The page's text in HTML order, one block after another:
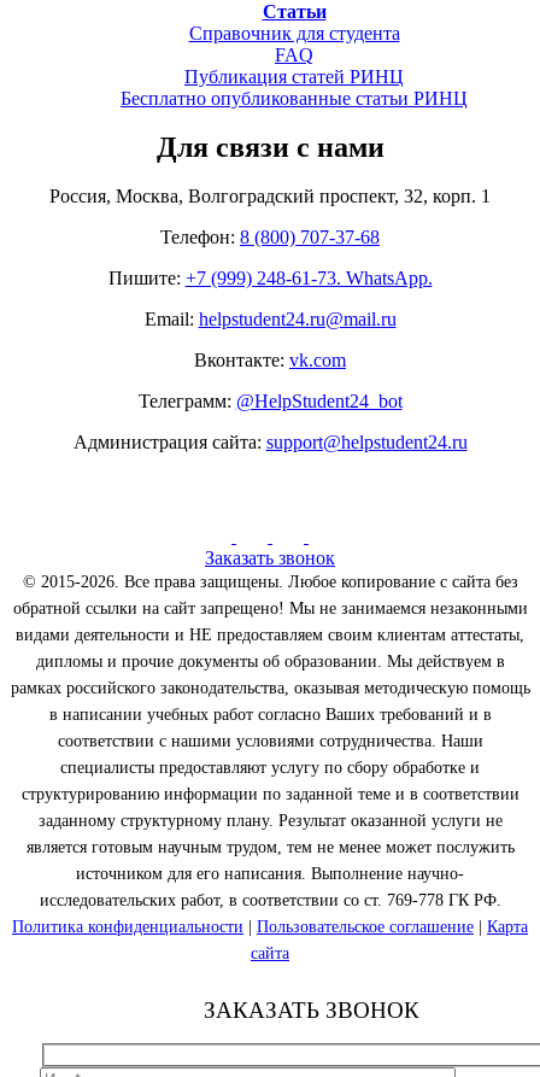
Статьи
Справочник для студента
FAQ
Публикация статей РИНЦ
Бесплатно опубликованные статьи РИНЦ
Для связи с нами
Россия, Москва, Волгоградский проспект, 32, корп. 1
Телефон: 8 (800) 707-37-68
Пишите: +7 (999) 248-61-73. WhatsApp.
Email: helpstudent24.ru@mail.ru
Вконтакте: vk.com
Телеграмм: @HelpStudent24_bot
Администрация сайта: support@helpstudent24.ru
Заказать звонок
© 2015-2026. Все права защищены. Любое копирование с сайта без
обратной ссылки на сайт запрещено! Мы не занимаемся незаконными
видами деятельности и НЕ предоставляем своим клиентам аттестаты,
дипломы и прочие документы об образовании. Мы действуем в
рамках российского законодательства, оказывая методическую помощь
в написании учебных работ согласно Ваших требований и в
соответствии с нашими условиями сотрудничества. Наши
специалисты предоставляют услугу по сбору обработке и
структурированию информации по заданной теме и в соответствии
заданному структурному плану. Результат оказанной услуги не
является готовым научным трудом, тем не менее может послужить
источником для его написания. Выполнение научно-
исследовательских работ, в соответствии со ст. 769-778 ГК РФ.
Политика конфиденциальности
Пользовательское соглашение
Карта
сайта
ЗАКАЗАТЬ ЗВОНОК